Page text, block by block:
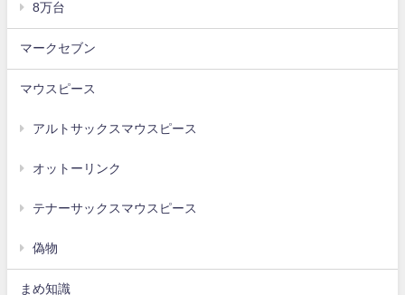
8万台
マークセブン
マウスピース
アルトサックスマウスピース
オットーリンク
テナーサックスマウスピース
偽物
まめ知識